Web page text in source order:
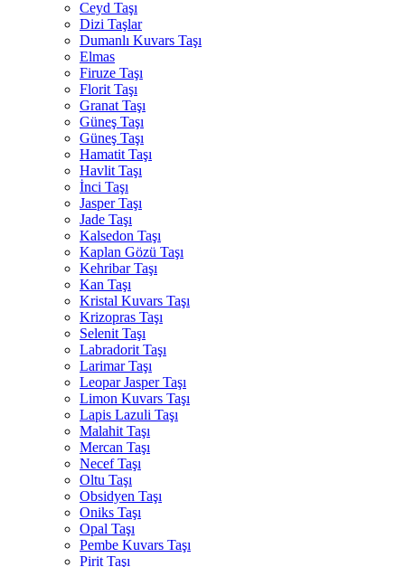
Ceyd Taşı
Dizi Taşlar
Dumanlı Kuvars Taşı
Elmas
Firuze Taşı
Florit Taşı
Granat Taşı
Güneş Taşı
Güneş Taşı
Hamatit Taşı
Havlit Taşı
İnci Taşı
Jasper Taşı
Jade Taşı
Kalsedon Taşı
Kaplan Gözü Taşı
Kehribar Taşı
Kan Taşı
Kristal Kuvars Taşı
Krizopras Taşı
Selenit Taşı
Labradorit Taşı
Larimar Taşı
Leopar Jasper Taşı
Limon Kuvars Taşı
Lapis Lazuli Taşı
Malahit Taşı
Mercan Taşı
Necef Taşı
Oltu Taşı
Obsidyen Taşı
Oniks Taşı
Opal Taşı
Pembe Kuvars Taşı
Pirit Taşı